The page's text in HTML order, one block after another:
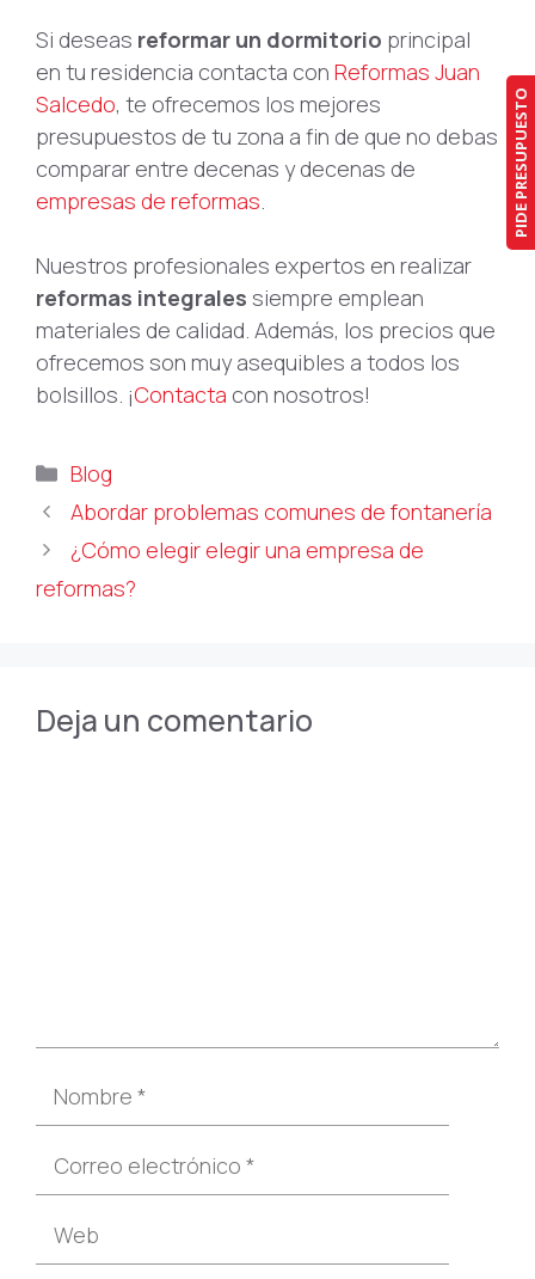
Si deseas reformar un dormitorio principal
en tu residencia contacta con Reformas Juan
Salcedo, te ofrecemos los mejores
presupuestos de tu zona a fin de que no debas
comparar entre decenas y decenas de
empresas de reformas
Nuestros profesionales expertos en realizar
reformas integrales siempre emplean
materiales de calidad. Además, los precios que
ofrecemos son muy asequibles a todos los
bolsillos. ¡Contacta con nosotros!
Categorías
Blog
Abordar problemas comunes de fontanería
¿Cómo elegir elegir una empresa de
reformas?
Deja un comentario
Nombre
Correo
Web
PIDE PRESUPUESTO